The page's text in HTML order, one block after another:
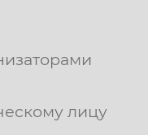
лицу